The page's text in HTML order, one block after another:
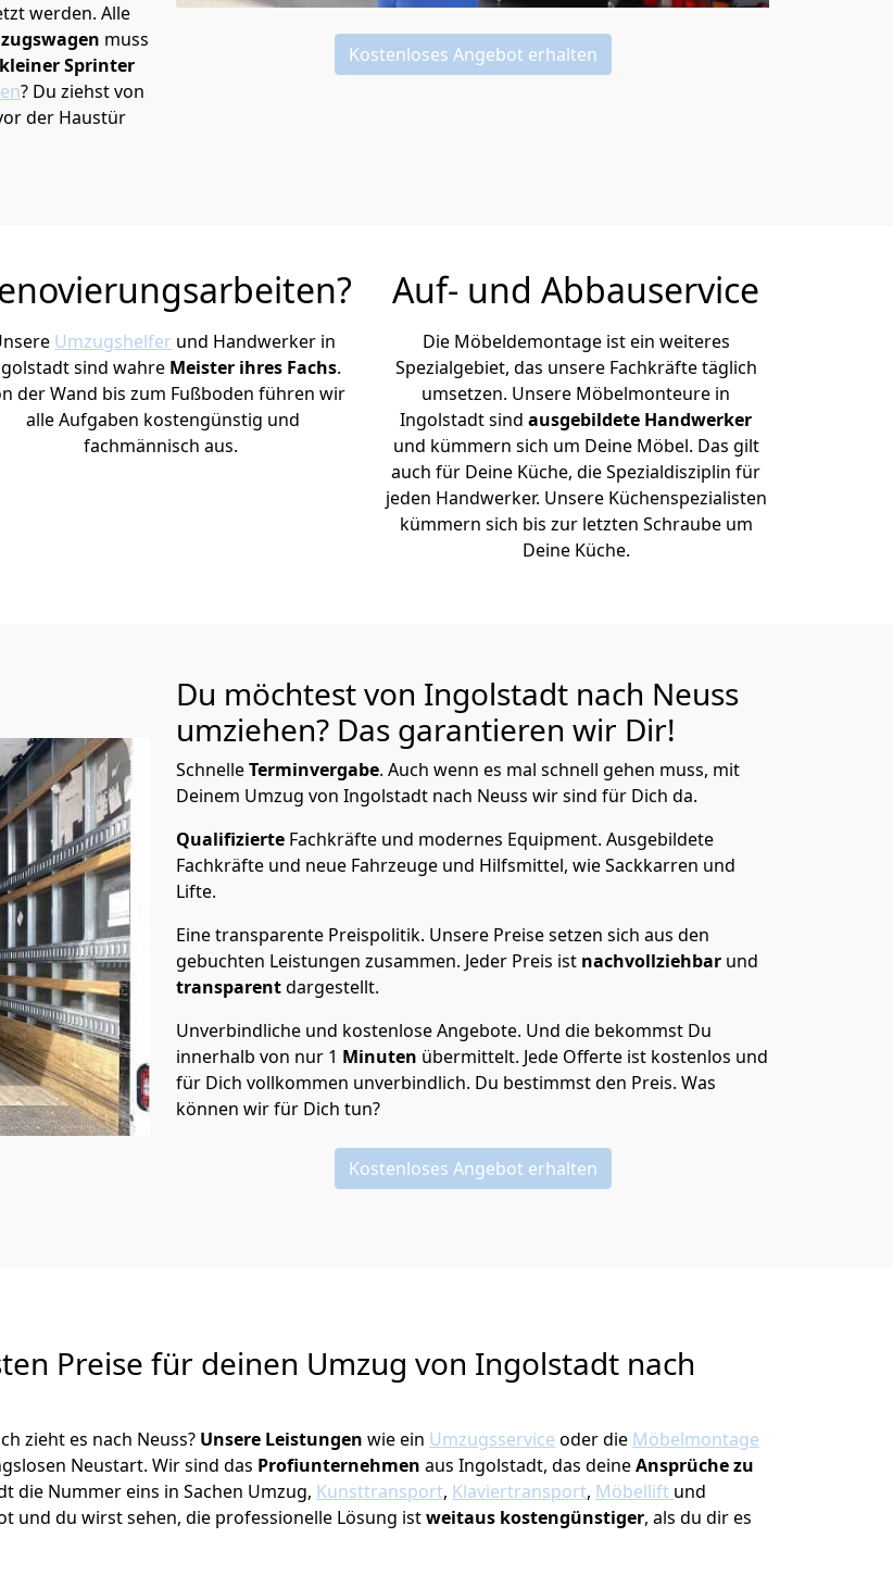
werden. Alle
muss
kleiner Sprinter
? Du ziehst von
der Haustür
Kostenloses Angebot erhalten
Umzugshelfer und Handwerker in
sind wahre Meister ihres Fachs.
der Wand bis zum Fußboden führen wir
alle Aufgaben kostengünstig und
fachmännisch aus.
Auf- und Abbauservice
Die Möbeldemontage ist ein weiteres
Spezialgebiet, das unsere Fachkräfte täglich
umsetzen. Unsere Möbelmonteure in
Ingolstadt sind ausgebildete Handwerker
und kümmern sich um Deine Möbel. Das gilt
auch für Deine Küche, die Spezialdisziplin für
jeden Handwerker. Unsere Küchenspezialisten
kümmern sich bis zur letzten Schraube um
Deine Küche.
Du möchtest von Ingolstadt nach Neuss
umziehen? Das garantieren wir Dir!
SchnelleTerminvergabe. Auch wenn es mal schnell gehen muss, mit
Deinem Umzug von Ingolstadt nach Neuss wir sind für Dich da.
Qualifizierte Fachkräfte und modernes Equipment. Ausgebildete
Fachkräfte und neue Fahrzeuge und Hilfsmittel, wie Sackkarren und
Lifte.
Eine transparente Preispolitik. Unsere Preise setzen sich aus den
gebuchten Leistungen zusammen. Jeder Preis ist nachvollziehbar und
transparentdargestellt.
Unverbindliche und kostenlose Angebote. Und die bekommst Du
innerhalb von nur 1 Minuten übermittelt. Jede Offerte ist kostenlos und
für Dich vollkommen unverbindlich. Du bestimmst den Preis. Was
können wir für Dich tun?
Kostenloses Angebot erhalten
Preise für deinen Umzug von Ingolstadt nach
zieht es nach Neuss? Unsere Leistungen wie ein Umzugsservice oder die Möbelmontage
Neustart. Wir sind das Profiunternehmen aus Ingolstadt, das deineAnsprüche zu
die Nummer eins in Sachen Umzug, Kunsttransport, Klaviertransport, Möbellift und
und du wirst sehen, die professionelle Lösung istweitaus kostengünstiger, als du dir es